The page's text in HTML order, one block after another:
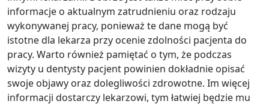
informacje o aktualnym zatrudnieniu oraz rodzaju
wykonywanej pracy, ponieważ te dane mogą być
istotne dla lekarza przy ocenie zdolności pacjenta do
pracy. Warto również pamiętać o tym, że podczas
wizyty u dentysty pacjent powinien dokładnie opisać
swoje objawy oraz dolegliwości zdrowotne. Im więcej
informacji dostarczy lekarzowi, tym łatwiej będzie mu